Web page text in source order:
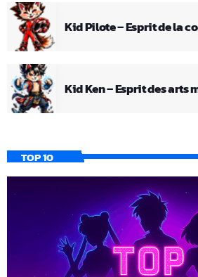
Kid Pilote – Esprit de la
Kid Ken – Esprit des arts
TOP 10